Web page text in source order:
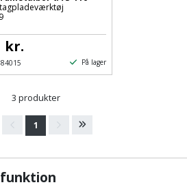
kr.
På lager
3 produkter
1